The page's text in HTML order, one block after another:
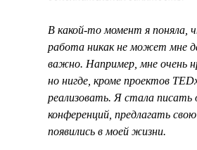
В какой-то момент я поняла,
работа никак не может мне
важно. Например, мне очень
но нигде, кроме проектов
реализовать. Я стала писать
конференций, предлагать
появились в моей жизни.